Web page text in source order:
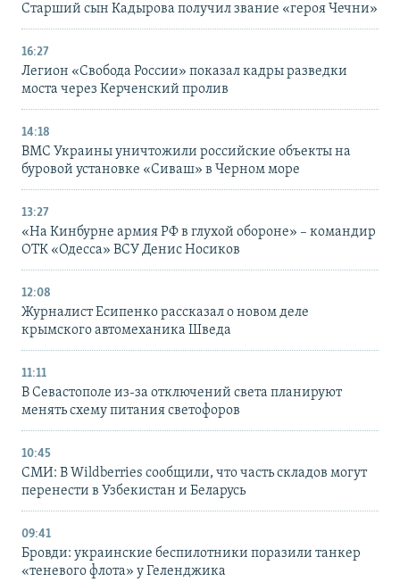
Старший сын Кадырова получил звание «героя Чечни»
16:27
Легион «Свобода России» показал кадры разведки
моста через Керченский пролив
14:18
ВМС Украины уничтожили российские объекты на
буровой установке «Сиваш» в Черном море
13:27
«На Кинбурне армия РФ в глухой обороне» – командир
ОТК «Одесса» ВСУ Денис Носиков
12:08
Журналист Есипенко рассказал о новом деле
крымского автомеханика Шведа
11:11
В Севастополе из-за отключений света планируют
менять схему питания светофоров
10:45
СМИ: В Wildberries сообщили, что часть складов могут
перенести в Узбекистан и Беларусь
09:41
Бровди: украинские беспилотники поразили танкер
«теневого флота» у Геленджика